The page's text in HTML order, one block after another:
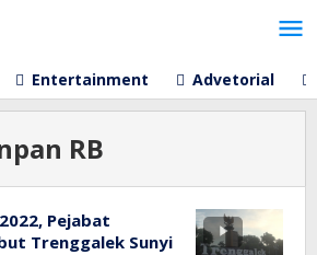
Entertainment Advetorial
RB
Pejabat
Trenggalek Sunyi